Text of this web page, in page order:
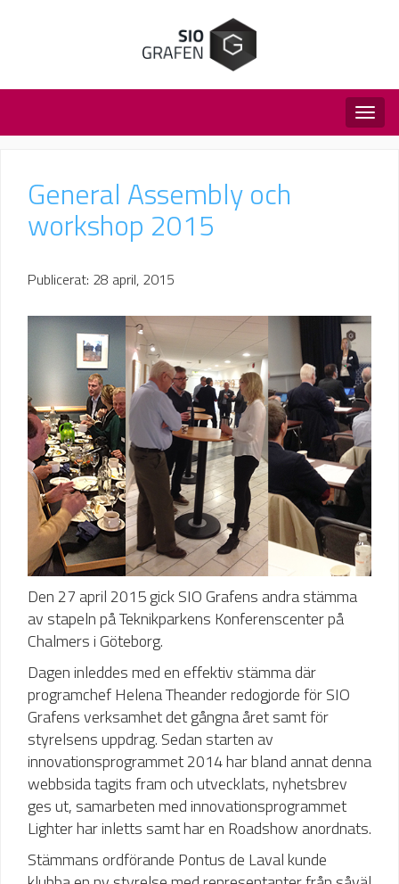
General Assembly och
workshop 2015
Publicerat: 28 april, 2015
Den 27 april 2015 gick SIO Grafens andra stämma
av stapeln på Teknikparkens Konferenscenter på
Chalmers i Göteborg.
Dagen inleddes med en effektiv stämma där
programchef Helena Theander redogjorde för SIO
Grafens verksamhet det gångna året samt för
styrelsens uppdrag. Sedan starten av
innovationsprogrammet 2014 har bland annat denna
webbsida tagits fram och utvecklats, nyhetsbrev
ges ut, samarbeten med innovationsprogrammet
Lighter har inletts samt har en Roadshow anordnats.
Stämmans ordförande Pontus de Laval kunde